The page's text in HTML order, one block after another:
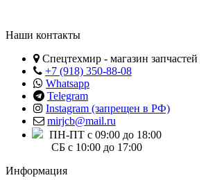
Наши контакты
Спецтехмир - магазин запчастей
+7 (918) 350-88-08
Whatsapp
Telegram
Instagram (запрещен в РФ)
mirjcb@mail.ru
ПН-ПТ с 09:00 до 18:00
СБ с 10:00 до 17:00
Информация